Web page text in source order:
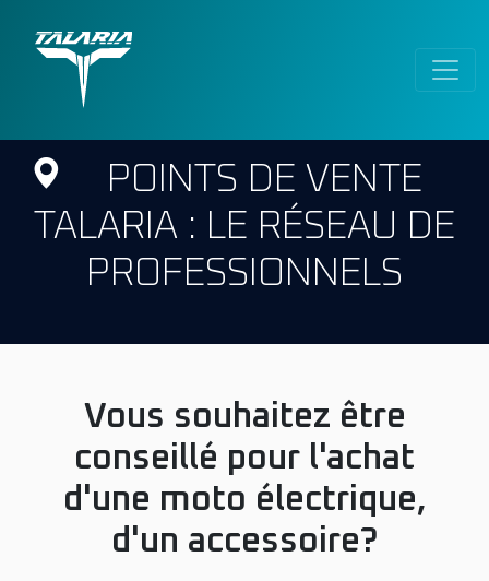
POINTS DE VENTE
TALARIA : LE RÉSEAU DE
PROFESSIONNELS
Vous souhaitez être
conseillé pour l'achat
d'une moto électrique,
d'un accessoire?